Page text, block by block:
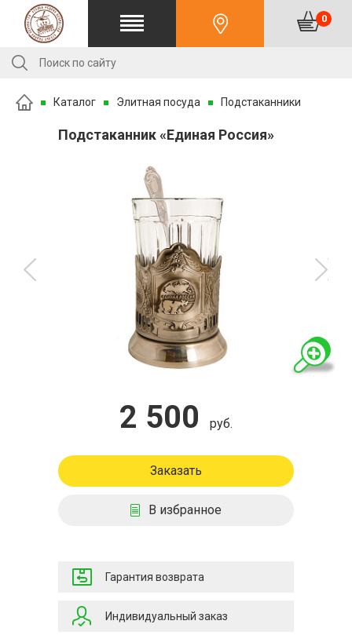
0
Каталог Элитная посуда Подстаканники
Подстаканник «Единая Россия»
2 500 руб.
Заказать
В избранное
Гарантия возврата
Индивидуальный заказ